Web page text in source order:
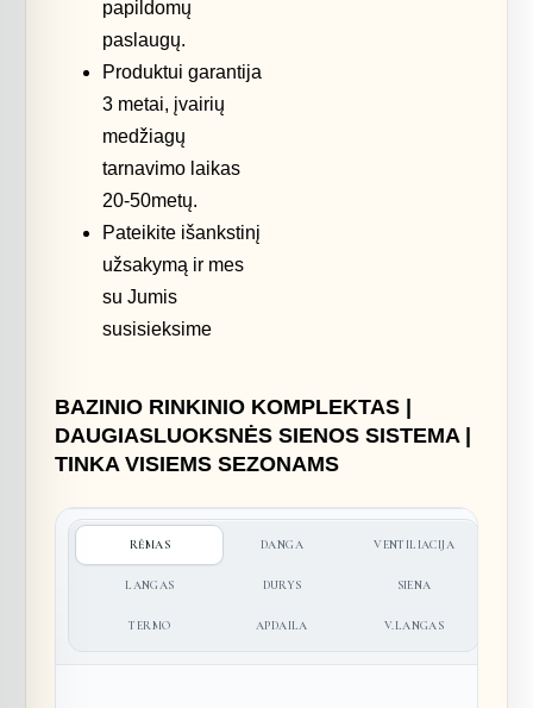
papildomų
paslaugų.
Produktui garantija
3 metai, įvairių
medžiagų
tarnavimo laikas
20-50metų.
Pateikite išankstinį
užsakymą ir mes
su Jumis
susisieksime
BAZINIO RINKINIO KOMPLEKTAS |
DAUGIASLUOKSNĖS SIENOS SISTEMA |
TINKA VISIEMS SEZONAMS
RĖMAS DANGA VENTILIACIJA
LANGAS DURYS SIENA
TERMO APDAILA V.LANGAS